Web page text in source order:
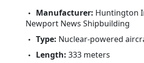
játékok, ajánlatok és akciók
beleértve a 22bet promóciós kódot
https://playsafehu.com/casinos/
is, így közönségünk
megbízhatóan élvezheti játék iránti
Manufacturer: Huntington
Newport News Shipbuilding
Type: Nuclear-powered
Length: 333 meters